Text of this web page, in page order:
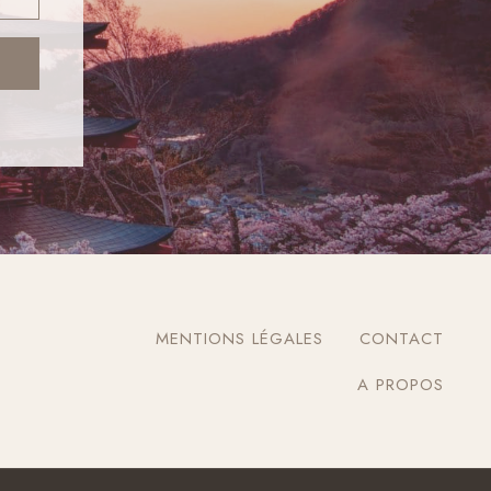
MENTIONS LÉGALES
CONTACT
A PROPOS